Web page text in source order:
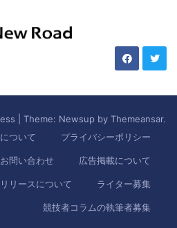
Theme: Newsup by Themeansar.
ついて
プライバシーポリシー
問い合わせ 広告掲載について
リースについて ライター募集
競技者コラムの執筆者募集